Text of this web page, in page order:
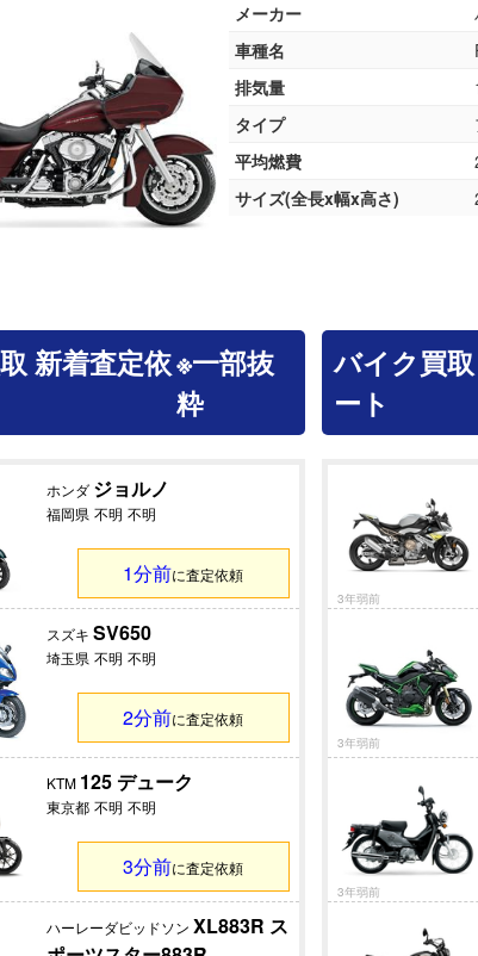
メーカー
車種名
排気量
タイプ
平均燃費
サイズ(全長x幅x高さ)
新着査定依※一部抜
粋
ホンダ ジョルノ
福岡県 不明 不明
1分前に査定依頼
スズキ SV650
埼玉県 不明 不明
2分前に査定依頼
KTM 125 デューク
東京都 不明 不明
3分前に査定依頼
ハーレーダビッドソン XL883R ス
バイク買
ート
3年弱前
3年弱前
3年弱前